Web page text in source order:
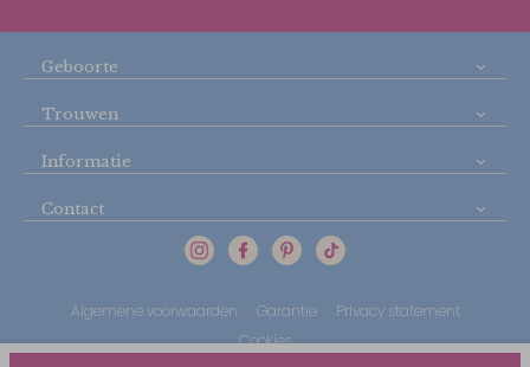
Geboorte
Trouwen
Informatie
Contact
Algemene voorwaarden Garantie
Privacy statement
Cookies